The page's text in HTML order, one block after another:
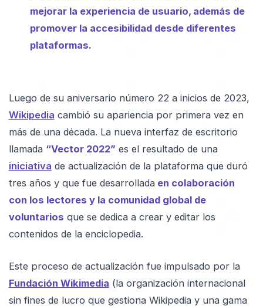
mejorar la experiencia de usuario, además de
promover la accesibilidad desde diferentes
plataformas.
Luego de su aniversario número 22 a inicios de 2023,
Wikipedia cambió su apariencia por primera vez en
más de una década. La nueva interfaz de escritorio
llamada “Vector 2022” es el resultado de una
iniciativa de actualización de la plataforma que duró
tres años y que fue desarrolladaen colaboración
con los lectores y la comunidad global de
voluntarios que se dedica a crear y editar los
contenidos de la enciclopedia.
Este proceso de actualización fue impulsado por la
Fundación Wikimedia (la organización internacional
sin fines de lucro que gestiona Wikipedia y una gama